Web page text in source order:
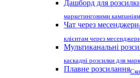
Дашборд для
маркетинговими
Чат через месенджери
клієнтам через
Мультиканальні
каскадні розсилки для
Плавне розсилання